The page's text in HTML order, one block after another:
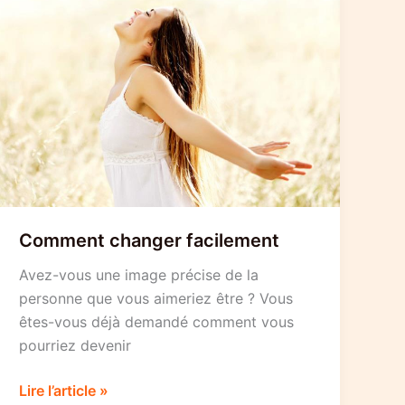
Comment changer facilement
Avez-vous une image précise de la
personne que vous aimeriez être ? Vous
êtes-vous déjà demandé comment vous
pourriez devenir
Comment
Lire l’article »